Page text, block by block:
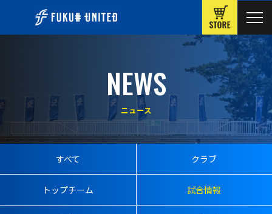
NEWS
ニュース
すべて クラブ
トップチーム 試合情報